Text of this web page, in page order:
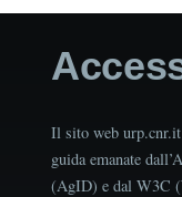
Il sito web
guida emanate
(AgID) e dal W3C